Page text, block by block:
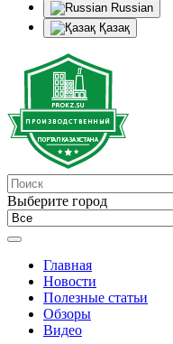
Russian
Қазақ
Выберите город
Главная
Новости
Полезные статьи
Обзоры
Видео